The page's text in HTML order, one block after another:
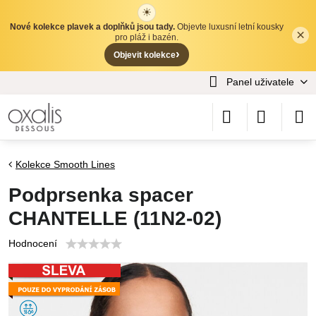
✕
×
☀
Nové kolekce plavek a doplňků jsou tady. Objevte luxusní letní kousky
pro pláž i bazén.
Objevit kolekce›
Panel uživatele
Kolekce Smooth Lines
Podprsenka spacer
CHANTELLE (11N2-02)
Hodnocení